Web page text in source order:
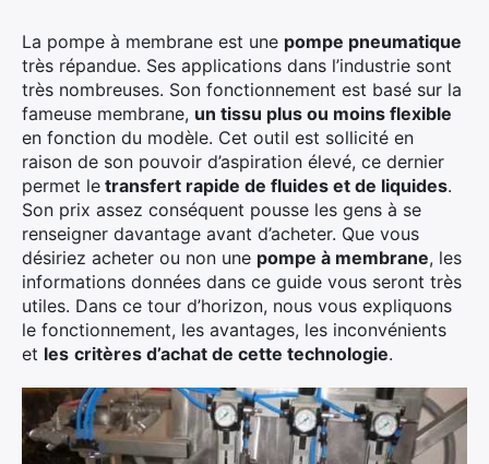
La pompe à membrane est une pompe pneumatique
très répandue. Ses applications dans l’industrie sont
très nombreuses. Son fonctionnement est basé sur la
fameuse membrane, un tissu plus ou moins flexible
en fonction du modèle. Cet outil est sollicité en
raison de son pouvoir d’aspiration élevé, ce dernier
permet le transfert rapide de fluides et de liquides.
Son prix assez conséquent pousse les gens à se
renseigner davantage avant d’acheter. Que vous
désiriez acheter ou non une pompe à membrane, les
informations données dans ce guide vous seront très
utiles. Dans ce tour d’horizon, nous vous expliquons
le fonctionnement, les avantages, les inconvénients
et les critères d’achat de cette technologie.